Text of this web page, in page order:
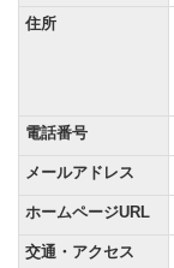
住所
電話番号
メールアドレス
ホームページURL
交通・アクセス